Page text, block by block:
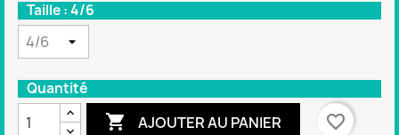
Taille : 4/6
Quantité
 AJOUTER AU PANIER favorite_border